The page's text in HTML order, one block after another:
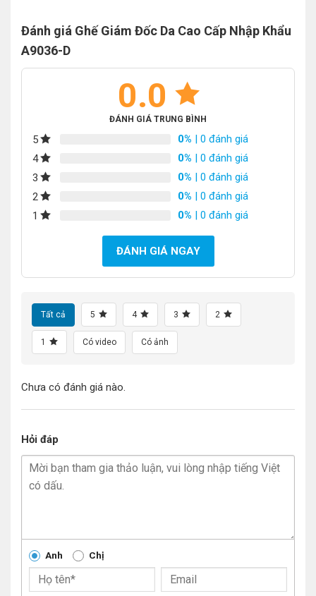
Đánh giá Ghế Giám Đốc Da Cao Cấp Nhập Khẩu
A9036-D
0.0
ĐÁNH GIÁ TRUNG BÌNH
5 0% | 0 đánh giá
4
0% | 0 đánh giá
3
0% | 0 đánh giá
2
0% | 0 đánh giá
1
0% | 0 đánh giá
ĐÁNH GIÁ NGAY
Tất cả 5 4 3 2
1 Có video Có ảnh
Chưa có đánh giá nào.
Hỏi đáp
Anh Chị